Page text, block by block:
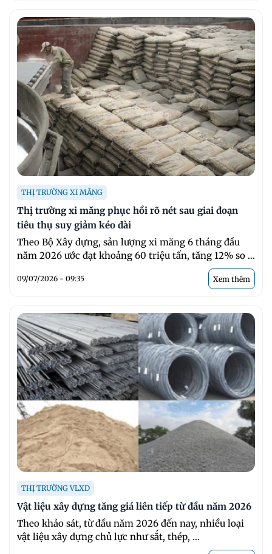
THỊ TRƯỜNG XI MĂNG
Thị trường xi măng phục hồi rõ nét sau giai đoạn
tiêu thụ suy giảm kéo dài
Theo Bộ Xây dựng, sản lượng xi măng 6 tháng đầu
năm 2026 ước đạt khoảng 60 triệu tấn, tăng 12% so ...
09/07/2026 - 09:35 Xem thêm
THỊ TRƯỜNG VLXD
Vật liệu xây dựng tăng giá liên tiếp từ đầu năm 2026
Theo khảo sát, từ đầu năm 2026 đến nay, nhiều loại
vật liệu xây dựng chủ lực như sắt, thép, ...